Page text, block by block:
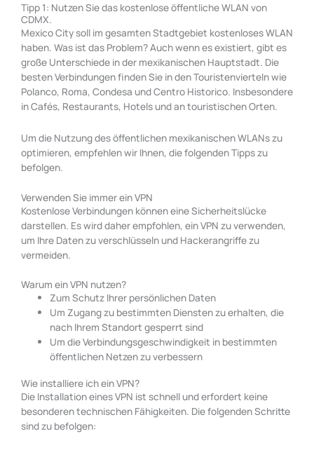
Tipp 1: Nutzen Sie das kostenlose öffentliche WLAN von
CDMX.
Mexico City soll im gesamten Stadtgebiet kostenloses WLAN
haben. Was ist das Problem? Auch wenn es existiert, gibt es
große Unterschiede in der mexikanischen Hauptstadt. Die
besten Verbindungen finden Sie in den Touristenvierteln wie
Polanco, Roma, Condesa und Centro Historico. Insbesondere
in Cafés, Restaurants, Hotels und an touristischen Orten.
Um die Nutzung des öffentlichen mexikanischen WLANs zu
optimieren, empfehlen wir Ihnen, die folgenden Tipps zu
befolgen.
Verwenden Sie immer ein VPN
Kostenlose Verbindungen können eine Sicherheitslücke
darstellen. Es wird daher empfohlen, ein VPN zu verwenden,
um Ihre Daten zu verschlüsseln und Hackerangriffe zu
vermeiden.
Warum ein VPN nutzen?
Zum Schutz Ihrer persönlichen Daten
Um Zugang zu bestimmten Diensten zu erhalten, die
nach Ihrem Standort gesperrt sind
Um die Verbindungsgeschwindigkeit in bestimmten
öffentlichen Netzen zu verbessern
Wie installiere ich ein VPN?
Die Installation eines VPN ist schnell und erfordert keine
besonderen technischen Fähigkeiten. Die folgenden Schritte
sind zu befolgen: